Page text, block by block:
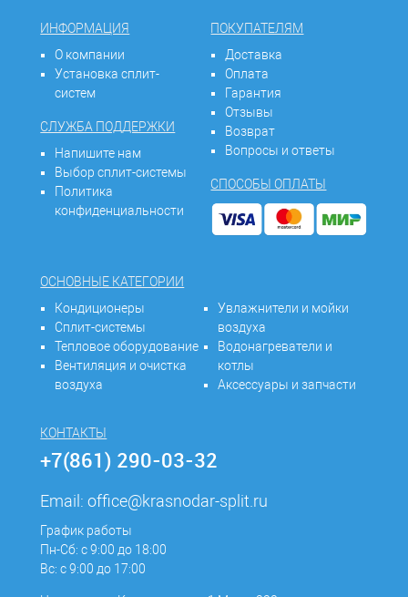
ИНФОРМАЦИЯ
О компании
Установка сплит-
систем
СЛУЖБА ПОДДЕРЖКИ
Напишите нам
Выбор сплит-системы
Политика
конфиденциальности
ПОКУПАТЕЛЯМ
Доставка
Оплата
Гарантия
Отзывы
Возврат
Вопросы и ответы
СПОСОБЫ ОПЛАТЫ
ОСНОВНЫЕ КАТЕГОРИИ
Кондиционеры
Сплит-системы
Тепловое оборудование
Вентиляция и очистка
воздуха
Увлажнители и мойки
воздуха
Водонагреватели и
котлы
Аксессуары и запчасти
КОНТАКТЫ
+7(861) 290-03-32
Email:office@krasnodar-split.ru
График работы
Пн-Сб: с 9:00 до 18:00
Вс: с 9:00 до 17:00